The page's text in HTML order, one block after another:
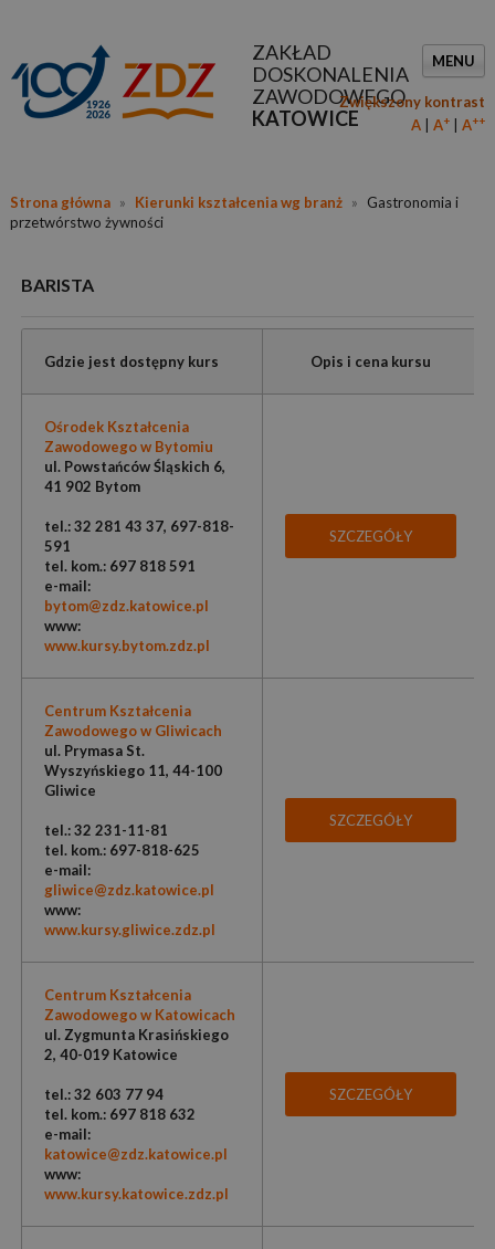
ZAKŁAD
DOSKONALENIA
ZAWODOWEGO
KATOWICE
MENU
Zwiększony kontrast
A
A+ A++
Strona główna » Kierunki kształcenia wg branż »
Gastronomia i
przetwórstwo żywności
BARISTA
Gdzie jest dostępny kurs Opis i cena kursu
Ośrodek Kształcenia
Zawodowego w Bytomiu
ul. Powstańców Śląskich 6,
41 902 Bytom
tel.: 32 281 43 37, 697-818-
591
tel. kom.: 697 818 591
e-mail:
bytom@zdz.katowice.pl
www:
www.kursy.bytom.zdz.pl
SZCZEGÓŁY
Centrum Kształcenia
Zawodowego w Gliwicach
ul. Prymasa St.
Wyszyńskiego 11, 44-100
Gliwice
tel.: 32 231-11-81
tel. kom.: 697-818-625
e-mail:
gliwice@zdz.katowice.pl
www:
www.kursy.gliwice.zdz.pl
SZCZEGÓŁY
Centrum Kształcenia
Zawodowego w Katowicach
ul. Zygmunta Krasińskiego
2, 40-019 Katowice
tel.: 32 603 77 94
tel. kom.: 697 818 632
e-mail:
katowice@zdz.katowice.pl
www:
www.kursy.katowice.zdz.pl
SZCZEGÓŁY